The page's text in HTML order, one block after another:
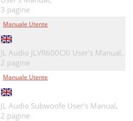
3 pagine
Manuale Utente
JL Audio JLVR600CXi User's Manual,
2 pagine
Manuale Utente
JL Audio Subwoofe User's Manual,
2 pagine